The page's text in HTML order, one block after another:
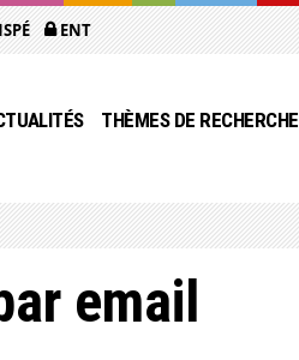
ENT
THÈMES DE RECHERCHE
email